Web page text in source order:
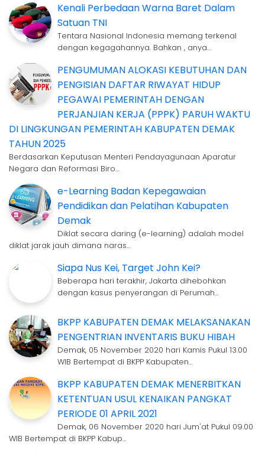
Kenali Perbedaan Warna Baret Dalam
Satuan TNI
Tentara Nasional Indonesia memang terkenal
dengan kegagahannya. Bahkan , anya…
PENGUMUMAN ALOKASI KEBUTUHAN DAN
PENGISIAN DAFTAR RIWAYAT HIDUP
PEGAWAI PEMERINTAH DENGAN
PERJANJIAN KERJA (PPPK) PARUH WAKTU
DI LINGKUNGAN PEMERINTAH KABUPATEN DEMAK
TAHUN 2025
Berdasarkan Keputusan Menteri Pendayagunaan Aparatur
Negara dan Reformasi Biro…
e-Learning Badan Kepegawaian
Pendidikan dan Pelatihan Kabupaten
Demak
Diklat secara daring (e-learning) adalah model
diklat jarak jauh dimana naras…
Siapa Nus Kei, Target John Kei?
Beberapa hari terakhir, Jakarta dihebohkan
dengan kasus penyerangan di Perumah…
BKPP KABUPATEN DEMAK MELAKSANAKAN
PENGENTRIAN INVENTARIS BUKU HIBAH
Demak, 05 November 2020 hari Kamis Pukul 13.00
WIB Bertempat di BKPP Kabupaten…
BKPP KABUPATEN DEMAK MENERBITKAN
KETENTUAN USUL KENAIKAN PANGKAT
PERIODE 01 APRIL 2021
Demak, 06 November 2020 hari Jum'at Pukul 09.00
WIB Bertempat di BKPP Kabup…